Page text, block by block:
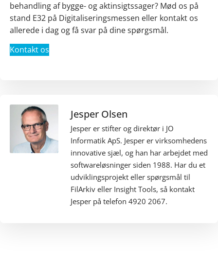
behandling af bygge- og aktinsigtssager? Mød os på
stand E32 på Digitaliseringsmessen eller kontakt os
allerede i dag og få svar på dine spørgsmål.
Kontakt os
Jesper Olsen
Jesper er stifter og direktør i JO
Informatik ApS. Jesper er virksomhedens
innovative sjæl, og han har arbejdet med
softwareløsninger siden 1988. Har du et
udviklingsprojekt eller spørgsmål til
FilArkiv eller Insight Tools, så kontakt
Jesper på telefon 4920 2067.